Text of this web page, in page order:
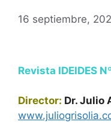
16 septiembre,
Revista IDEIDES
Director: Dr. Julio